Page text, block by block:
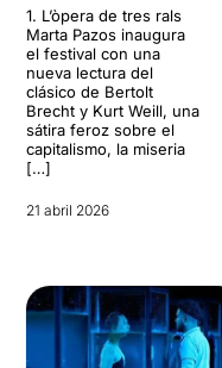
1. L’òpera de tres rals
Marta Pazos inaugura
el festival con una
nueva lectura del
clásico de Bertolt
Brecht y Kurt Weill, una
sátira feroz sobre el
capitalismo, la miseria
[…]
21 abril 2026